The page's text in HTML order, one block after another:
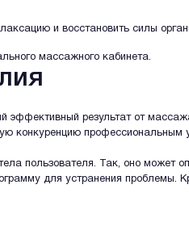
и восстановить силы
массажного кабинета.
результат от
конкуренцию профессиональным
пользователя. Так, оно может
для устранения проблемы.